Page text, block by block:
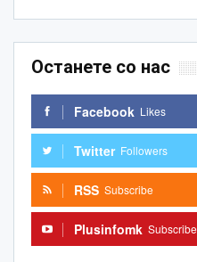
Останете со нас
Facebook Likes
Twitter Followers
RSS Subscribe
Plusinfomk Subscribe